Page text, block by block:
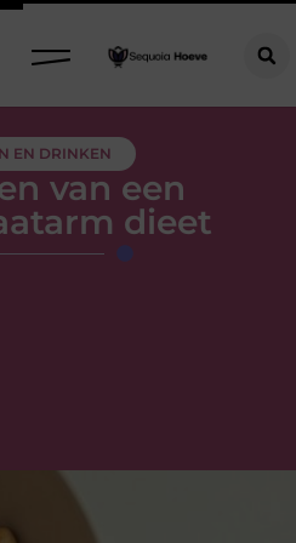
EN DRINKEN
van een
dieet